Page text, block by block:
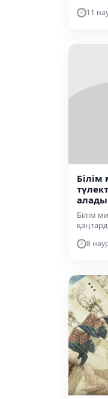
11
Білім
алады
Білім
8